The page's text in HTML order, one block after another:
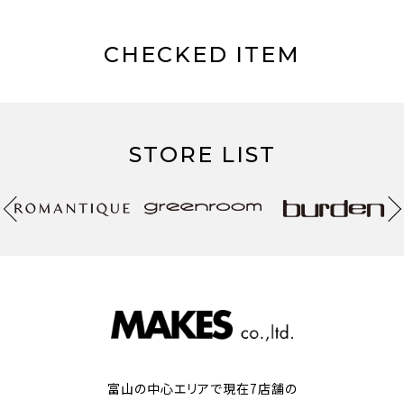
CHECKED ITEM
STORE LIST
富山の中心エリアで現在7店舗の